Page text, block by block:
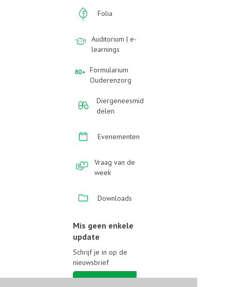
Folia
Auditorium | e-
learnings
Formularium
Ouderenzorg
Diergeneesmid
delen
Evenementen
Vraag van de
week
Downloads
Mis geen enkele
update
Schrijf je in op de
nieuwsbrief